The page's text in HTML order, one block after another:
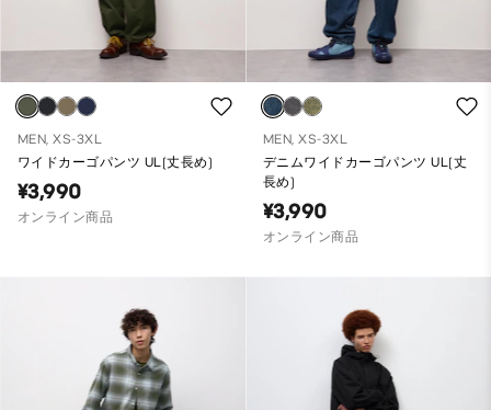
MEN, XS-3XL
ワイドカーゴパンツ UL(丈長め)
¥3,990
オンライン商品
MEN, XS-3XL
デニムワイドカーゴパンツ UL(丈
長め)
¥3,990
オンライン商品